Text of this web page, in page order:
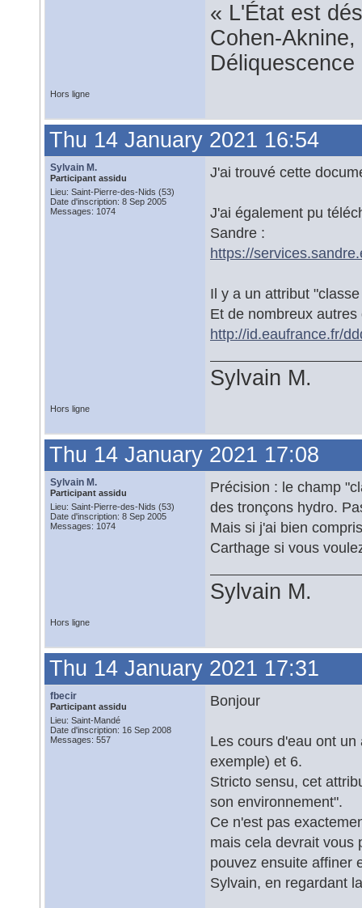
« L'État est
Cohen-
Hors ligne
Thu 14 January 2021 16:54
Sylvain M.
Participant assidu
Lieu: Saint-Pierre-des-Nids (53)
Date d'inscription: 8 Sep 2005
Messages: 1074
J'ai trouvé cette
J'ai également pu
Sandre :
https://
Il y a un attribut
Et de nombreux
http://id.eaufrance.fr/
Sylvain M.
Hors ligne
Thu 14 January 2021 17:08
Sylvain M.
Participant assidu
Lieu: Saint-Pierre-des-Nids (53)
Date d'inscription: 8 Sep 2005
Messages: 1074
Précision : le champ
des tronçons hydro.
Mais si j'ai bien
Carthage si vous
Sylvain M.
Hors ligne
Thu 14 January 2021 17:31
fbecir
Participant assidu
Lieu: Saint-Mandé
Date d'inscription: 16 Sep 2008
Messages: 557
Bonjour
Les cours d'eau ont
exemple) et 6.
Stricto sensu, cet
son environnement".
Ce n'est pas
mais cela devrait vous
pouvez ensuite affiner
Sylvain, en regardant